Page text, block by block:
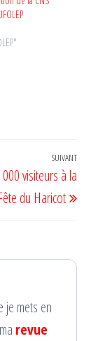
SUIVANT
visiteurs à la
du Haricot
je mets en
revue